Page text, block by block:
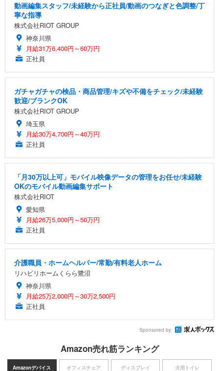
動画編集スタッフ/未経験から正社員/動画のつなぎと色調整/丁
寧な指導
株式会社RIOT GROUP
神奈川県
月給31万6,400円～60万円
正社員
ガチャガチャの検品・商品管理/キズや不備をチェック/未経験
歓迎/ブランクOK
株式会社RIOT GROUP
埼玉県
月給30万4,700円～40万円
正社員
「月30万以上可」モバイル映像データの管理をお任せ/未経験
OKのモバイル動画編集サポート
株式会社RIOT
愛知県
月給26万5,000円～50万円
正社員
介護職員・ホームヘルパー/常勤/有料老人ホーム
リハビリホームくらら鷺沼
神奈川県
月給25万2,000円～30万2,500円
正社員
Sponsored by
Amazon売れ筋ランキング
Amazonデバイス オフィスチェア ディスプレイ 犬用トイレ